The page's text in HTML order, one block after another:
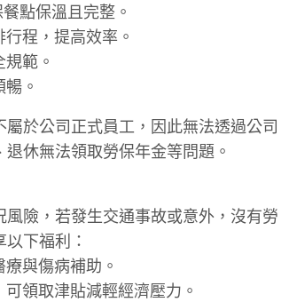
點保溫且完整。
程，提高效率。
範。
。
於公司正式員工，因此無法透過公司
休無法領取勞保年金等問題。
險，若發生交通事故或意外，沒有勞
下福利：
與傷病補助。
領取津貼減輕經濟壓力。